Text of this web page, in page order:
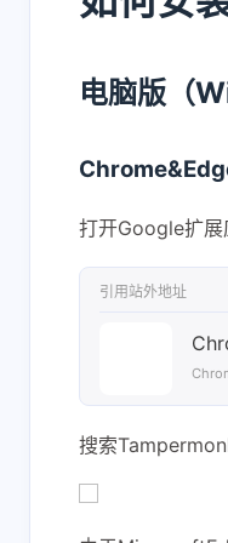
电脑版（
打开Google扩展
引用站外地址
搜索